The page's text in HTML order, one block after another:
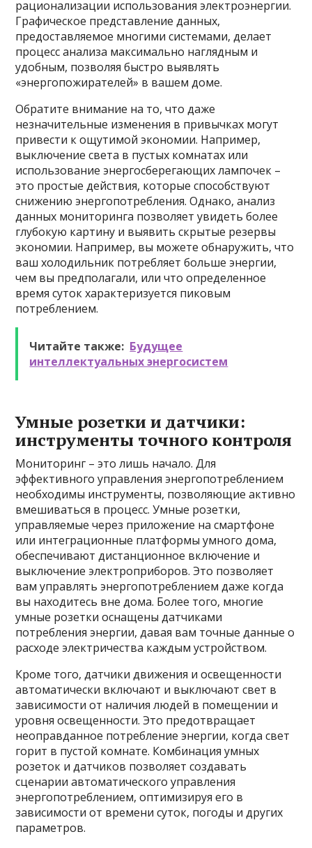
рационализации использования электроэнергии.
Графическое представление данных,
предоставляемое многими системами, делает
процесс анализа максимально наглядным и
удобным, позволяя быстро выявлять
«энергопожирателей» в вашем доме.
Обратите внимание на то, что даже
незначительные изменения в привычках могут
привести к ощутимой экономии. Например,
выключение света в пустых комнатах или
использование энергосберегающих лампочек –
это простые действия, которые способствуют
снижению энергопотребления. Однако, анализ
данных мониторинга позволяет увидеть более
глубокую картину и выявить скрытые резервы
экономии. Например, вы можете обнаружить, что
ваш холодильник потребляет больше энергии,
чем вы предполагали, или что определенное
время суток характеризуется пиковым
потреблением.
Читайте также: Будущее
интеллектуальных энергосистем
Умные розетки и датчики:
инструменты точного контроля
Мониторинг – это лишь начало. Для
эффективного управления энергопотреблением
необходимы инструменты, позволяющие активно
вмешиваться в процесс. Умные розетки,
управляемые через приложение на смартфоне
или интеграционные платформы умного дома,
обеспечивают дистанционное включение и
выключение электроприборов. Это позволяет
вам управлять энергопотреблением даже когда
вы находитесь вне дома. Более того, многие
умные розетки оснащены датчиками
потребления энергии, давая вам точные данные о
расходе электричества каждым устройством.
Кроме того, датчики движения и освещенности
автоматически включают и выключают свет в
зависимости от наличия людей в помещении и
уровня освещенности. Это предотвращает
неоправданное потребление энергии, когда свет
горит в пустой комнате. Комбинация умных
розеток и датчиков позволяет создавать
сценарии автоматического управления
энергопотреблением, оптимизируя его в
зависимости от времени суток, погоды и других
параметров.